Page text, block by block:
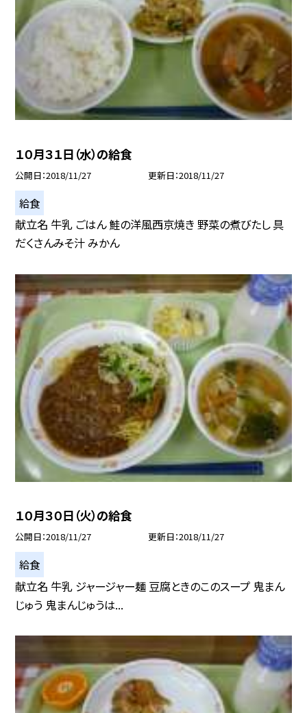
１０月３１日（水）の給食
公開日 2018/11/27 更新日 2018/11/27
給食
献立名 牛乳 ごはん 鮭の洋風西京焼き 野菜の煮びたし 具
だくさんみそ汁 みかん
１０月３０日（火）の給食
公開日 2018/11/27 更新日 2018/11/27
給食
献立名 牛乳 ジャージャー麺 豆腐ときのこのスープ 鬼まん
じゅう 鬼まんじゅうは...